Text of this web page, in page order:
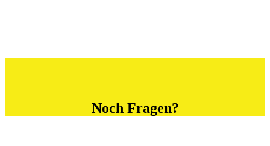
Noch Fragen?